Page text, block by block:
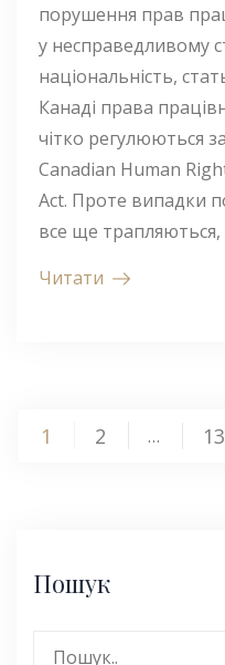
порушення прав
у несправедливому
національність,
Канаді права
чітко регулюються
Canadian Human
Act. Проте випадки
все ще
Читати
Пагінація
1 2 … 13
Пошук